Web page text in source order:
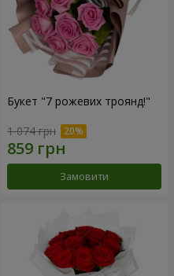
Букет "7 рожевих троянд!"
1 074 грн
Замовити